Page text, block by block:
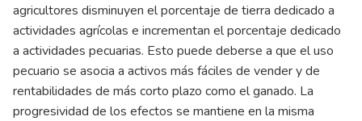
agricultores disminuyen el porcentaje de tierra dedicado a
actividades agrícolas e incrementan el porcentaje dedicado
a actividades pecuarias. Esto puede deberse a que el uso
pecuario se asocia a activos más fáciles de vender y de
rentabilidades de más corto plazo como el ganado. La
progresividad de los efectos se mantiene en la misma